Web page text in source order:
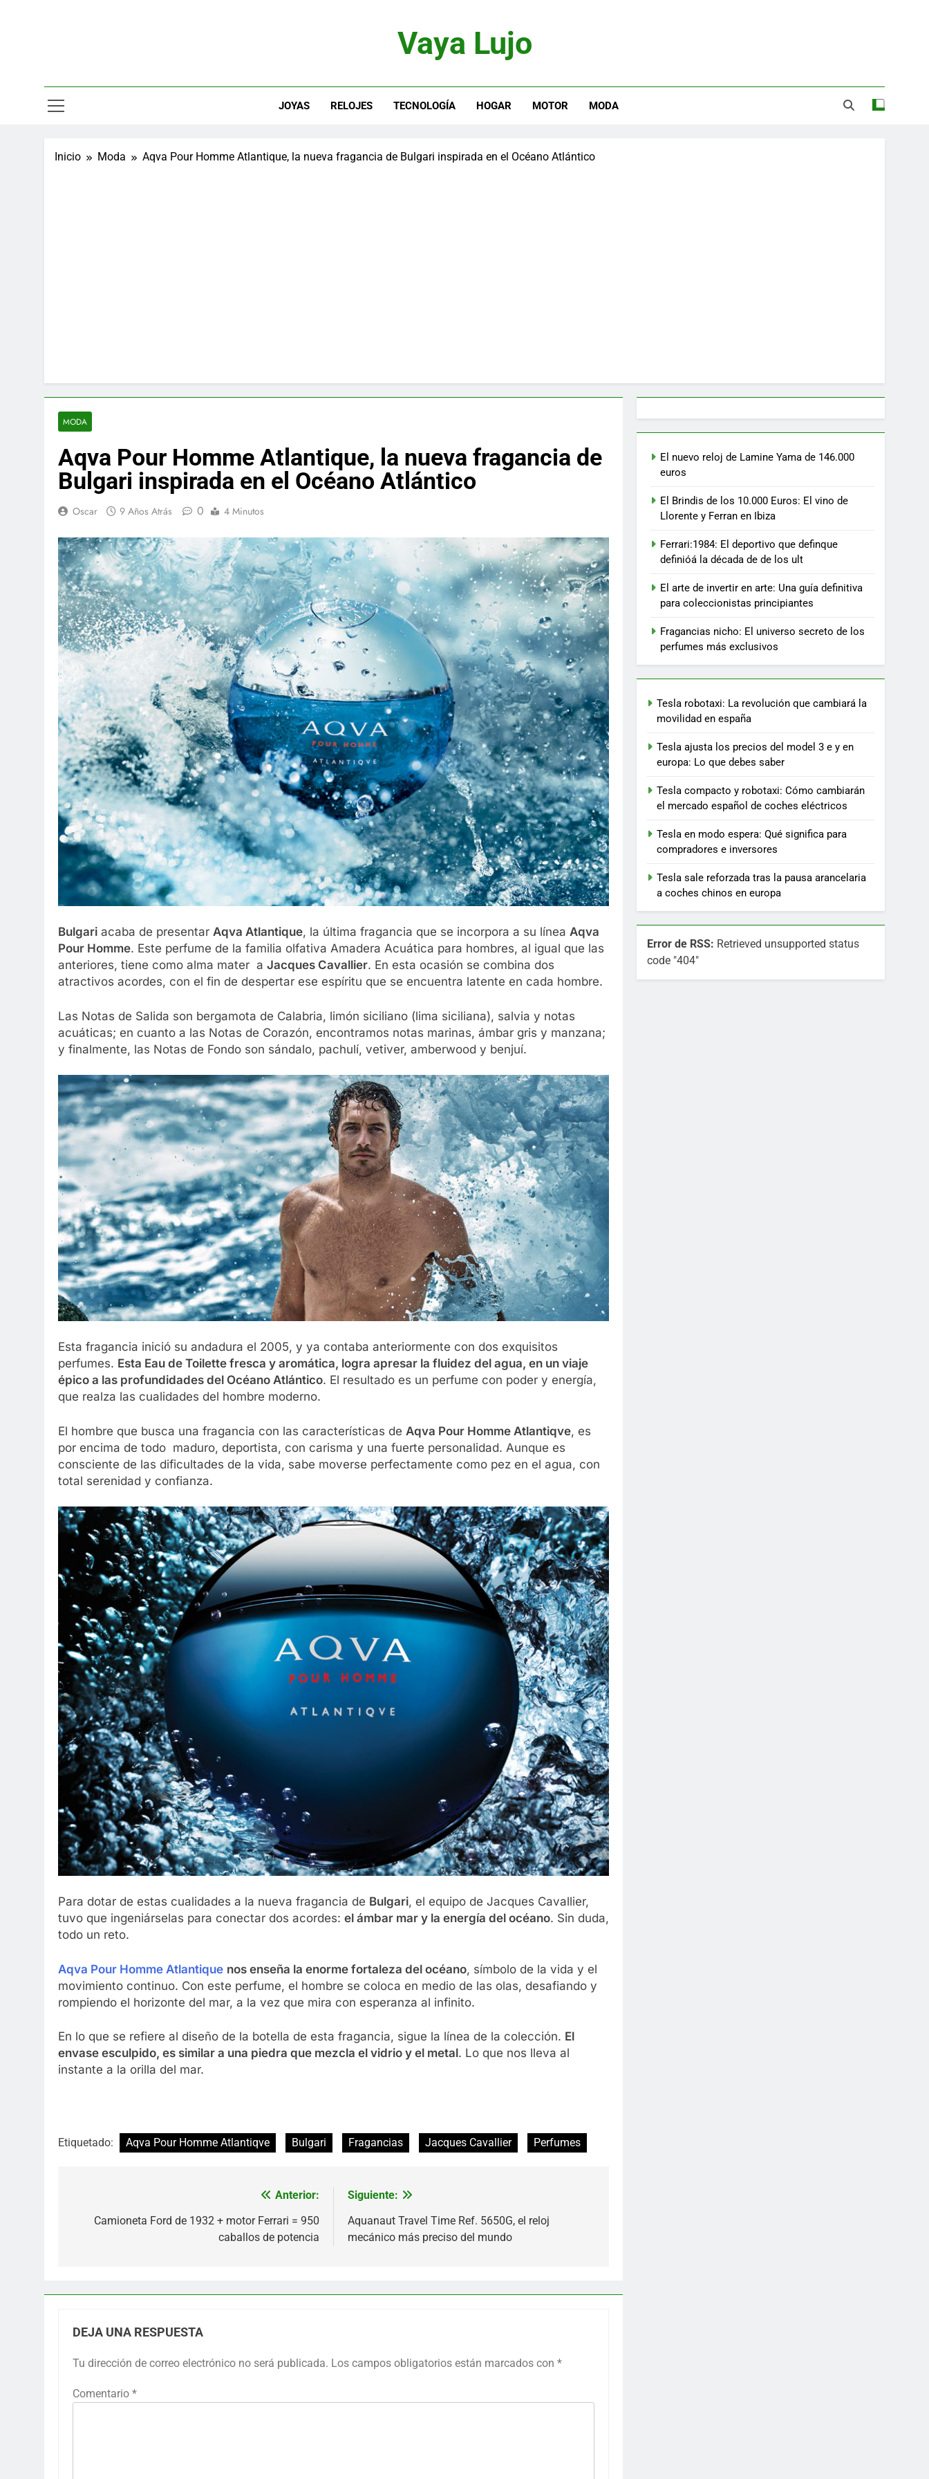
Vaya Lujo
JOYAS RELOJES TECNOLOGÍA HOGAR MOTOR MODA
Inicio Moda Aqva Pour Homme Atlantique, la nueva fragancia de Bulgari inspirada en el Océano Atlántico
MODA
Aqva Pour Homme Atlantique, la nueva fragancia de
Bulgari inspirada en el Océano Atlántico
Oscar 9 Años Atrás 0 4 Minutos
Bulgari acaba de presentar Aqva Atlantique, la última fragancia que se incorpora a su línea Aqva
Pour Homme. Este perfume de la familia olfativa Amadera Acuática para hombres, al igual que las
anteriores, tiene como alma mater a Jacques Cavallier. En esta ocasión se combina dos
atractivos acordes, con el fin de despertar ese espíritu que se encuentra latente en cada hombre.
Las Notas de Salida son bergamota de Calabria, limón siciliano (lima siciliana), salvia y notas
acuáticas; en cuanto a las Notas de Corazón, encontramos notas marinas, ámbar gris y manzana;
y finalmente, las Notas de Fondo son sándalo, pachulí, vetiver, amberwood y benjuí.
Esta fragancia inició su andadura el 2005, y ya contaba anteriormente con dos exquisitos
perfumes. Esta Eau de Toilette fresca y aromática, logra apresar la fluidez del agua, en un viaje
épico a las profundidades del Océano Atlántico. El resultado es un perfume con poder y energía,
que realza las cualidades del hombre moderno.
El hombre que busca una fragancia con las características de Aqva Pour Homme Atlantiqve, es
por encima de todo maduro, deportista, con carisma y una fuerte personalidad. Aunque es
consciente de las dificultades de la vida, sabe moverse perfectamente como pez en el agua, con
total serenidad y confianza.
Para dotar de estas cualidades a la nueva fragancia de Bulgari, el equipo de Jacques Cavallier,
tuvo que ingeniárselas para conectar dos acordes: el ámbar mar y la energía del océano. Sin duda,
todo un reto.
Aqva Pour Homme Atlantique nos enseña la enorme fortaleza del océano, símbolo de la vida y el
movimiento continuo. Con este perfume, el hombre se coloca en medio de las olas, desafiando y
rompiendo el horizonte del mar, a la vez que mira con esperanza al infinito.
En lo que se refiere al diseño de la botella de esta fragancia, sigue la línea de la colección. El
envase esculpido, es similar a una piedra que mezcla el vidrio y el metal. Lo que nos lleva al
instante a la orilla del mar.
Etiquetado: Aqva Pour Homme Atlantiqve Bulgari Fragancias Jacques Cavallier Perfumes
Anterior:
Camioneta Ford de 1932 + motor Ferrari = 950
caballos de potencia
Siguiente:
Aquanaut Travel Time Ref. 5650G, el reloj
mecánico más preciso del mundo
DEJA UNA RESPUESTA
Tu dirección de correo electrónico no será publicada. Los campos obligatorios están marcados con *
Comentario *
El nuevo reloj de Lamine Yama de 146.000
euros
El Brindis de los 10.000 Euros: El vino de
Llorente y Ferran en Ibiza
Ferrari:1984: El deportivo que definque
definióá la década de de los ult
El arte de invertir en arte: Una guía definitiva
para coleccionistas principiantes
Fragancias nicho: El universo secreto de los
perfumes más exclusivos
Tesla robotaxi: La revolución que cambiará la
movilidad en españa
Tesla ajusta los precios del model 3 e y en
europa: Lo que debes saber
Tesla compacto y robotaxi: Cómo cambiarán
el mercado español de coches eléctricos
Tesla en modo espera: Qué significa para
compradores e inversores
Tesla sale reforzada tras la pausa arancelaria
a coches chinos en europa
Error de RSS: Retrieved unsupported status
code "404"